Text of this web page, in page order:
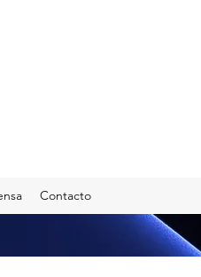
Contacto